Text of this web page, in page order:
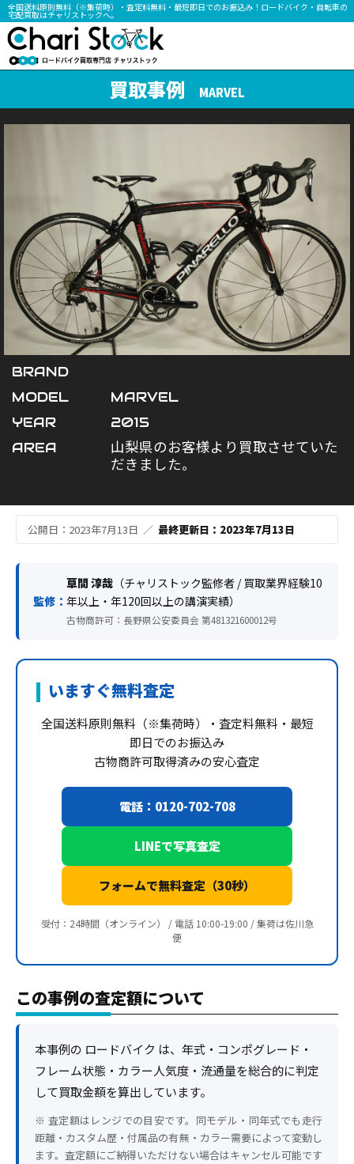
全国送料原則無料（※集荷時）・査定料無料・最短即日でのお振込み！ロードバイク・自転車の
宅配買取はチャリストックへ。
買取事例 MARVEL
BRAND
MODEL
MARVEL
YEAR
2015
AREA
山梨県のお客様より買取させていた
だきました。
公開日：2023年7月13日 ／ 最終更新日：2023年7月13日
監修：
草間 淳哉 （チャリストック監修者 / 買取業界経験10
年以上・年120回以上の講演実績）
古物商許可：長野県公安委員会 第481321600012号
いますぐ無料査定
全国送料原則無料（※集荷時）・査定料無料・最短
即日でのお振込み
古物商許可取得済みの安心査定
電話：0120-702-708
LINEで写真査定
フォームで無料査定（30秒）
受付：24時間（オンライン） / 電話 10:00-19:00 / 集荷は佐川急
便
この事例の査定額について
本事例の ロードバイク は、年式・コンポグレード・
フレーム状態・カラー人気度・流通量を総合的に判定
して買取金額を算出しています。
※ 査定額はレンジでの目安です。同モデル・同年式でも走行
距離・カスタム歴・付属品の有無・カラー需要によって変動し
ます。査定額にご納得いただけない場合はキャンセル可能です